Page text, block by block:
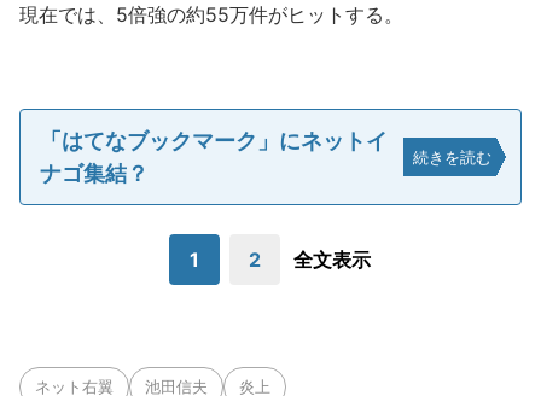
現在では、5倍強の約55万件がヒットする。
「はてなブックマーク」にネットイ
ナゴ集結？
続きを読む
1 2 全文表示
ネット右翼 池田信夫 炎上